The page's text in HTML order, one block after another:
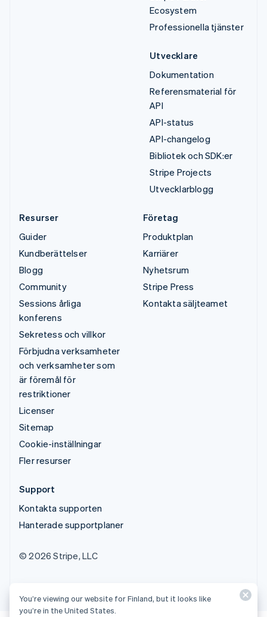
Ecosystem
Professionella tjänster
Utvecklare
Dokumentation
Referensmaterial för
API
API-status
API-changelog
Bibliotek och SDK:er
Stripe Projects
Utvecklarblogg
Resurser
Guider
Kundberättelser
Blogg
Community
Sessions årliga
konferens
Sekretess och villkor
Förbjudna verksamheter
och verksamheter som
är föremål för
restriktioner
Licenser
Sitemap
Cookie-inställningar
Fler resurser
Företag
Produktplan
Karriärer
Nyhetsrum
Stripe Press
Kontakta säljteamet
Support
Kontakta supporten
Hanterade supportplaner
© 2026 Stripe, LLC
You’re viewing our website for Finland, but it looks like
you’re in the United States.